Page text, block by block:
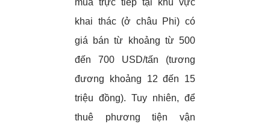
khai thác (ở châu Phi) có
giá bán từ khoảng từ 500
đến 700 USD/tấn (tương
đương khoảng 12 đến 15
triệu đồng). Tuy nhiên, để
thuê phương tiện vận